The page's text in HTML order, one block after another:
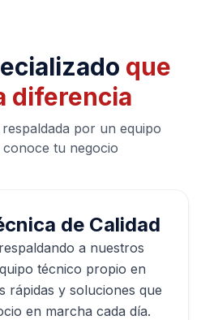
que
diferencia
por un equipo
tu negocio
de Calidad
a nuestros
técnico propio en
rápidas y soluciones que
en marcha cada día.